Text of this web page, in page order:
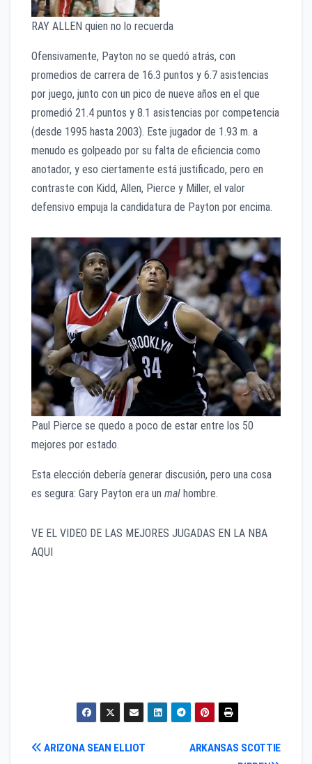
RAY ALLEN quien no lo recuerda
Ofensivamente, Payton no se quedó atrás, con
promedios de carrera de 16.3 puntos y 6.7 asistencias
por juego, junto con un pico de nueve años en el que
promedió 21.4 puntos y 8.1 asistencias por competencia
(desde 1995 hasta 2003). Este jugador de 1.93 m. a
menudo es golpeado por su falta de eficiencia como
anotador, y eso ciertamente está justificado, pero en
contraste con Kidd, Allen, Pierce y Miller, el valor
defensivo empuja la candidatura de Payton por encima.
Paul Pierce se quedo a poco de estar entre los 50
mejores por estado.
Esta elección debería generar discusión, pero una cosa
es segura: Gary Payton era un mal hombre.
VE EL VIDEO DE LAS MEJORES JUGADAS EN LA NBA
AQUI
Navegación
ARKANSAS SCOTTIE
ARIZONA SEAN ELLIOT